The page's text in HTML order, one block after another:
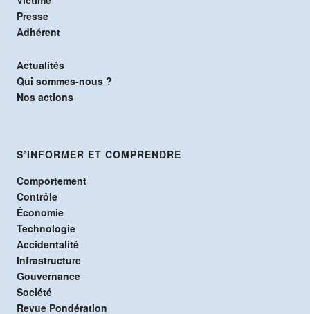
Presse
Adhérent
Actualités
Qui sommes-nous ?
Nos actions
S’INFORMER ET COMPRENDRE
Comportement
Contrôle
Économie
Technologie
Accidentalité
Infrastructure
Gouvernance
Société
Revue Pondération